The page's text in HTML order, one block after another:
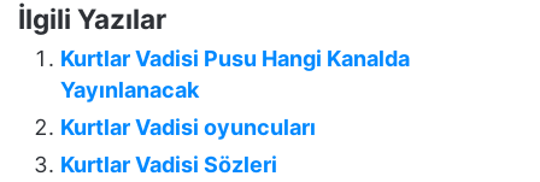
İlgili Yazılar
Kurtlar Vadisi Pusu Hangi Kanalda
Yayınlanacak
Kurtlar Vadisi oyuncuları
Kurtlar Vadisi Sözleri